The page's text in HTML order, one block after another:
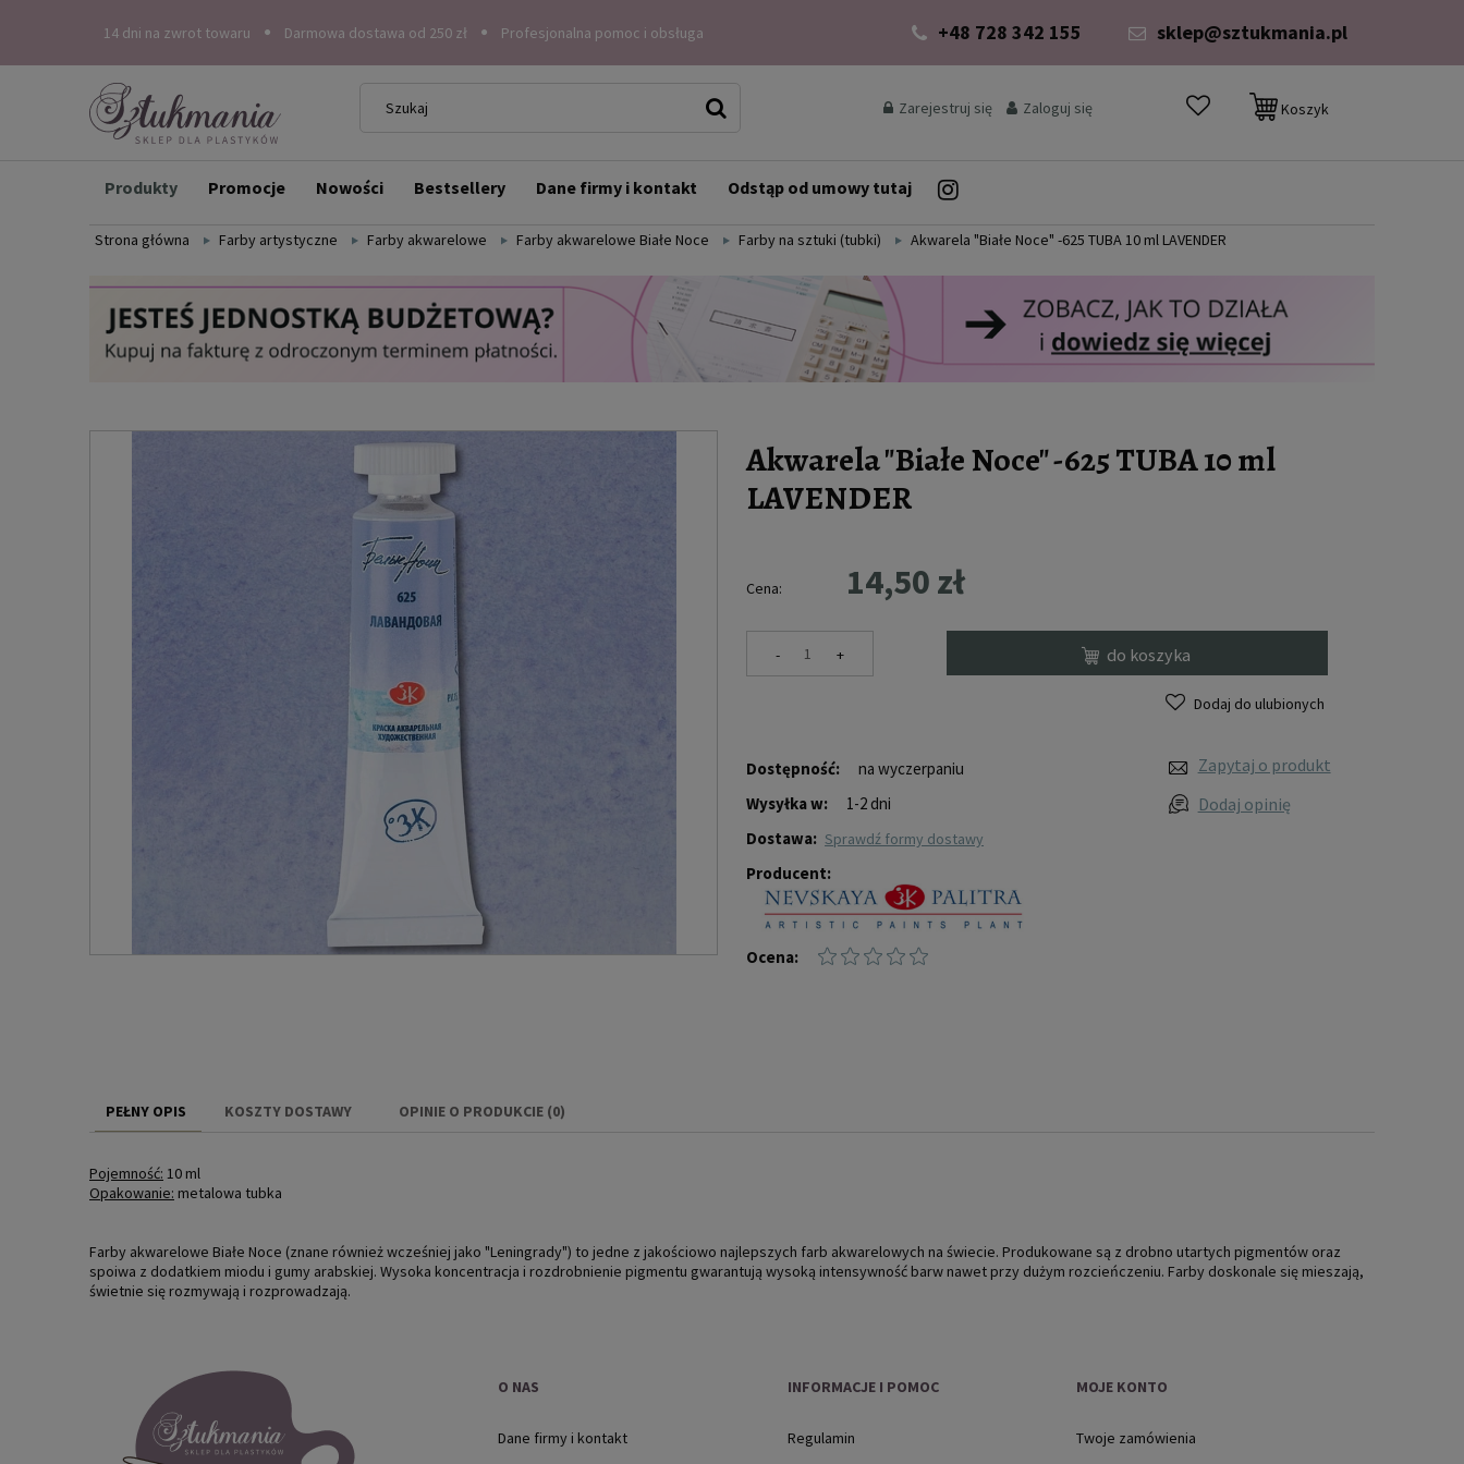
14 dni na zwrot towaru Darmowa dostawa od 250 zł Profesjonalna pomoc i obsługa +48 728 342 155 sklep@sztukmania.pl
Zarejestruj się Zaloguj się Koszyk
Produkty Promocje Nowości Bestsellery Dane firmy i kontakt Odstąp od umowy tutaj
Strona główna Farby artystyczne Farby akwarelowe Farby akwarelowe Białe Noce Farby na sztuki (tubki) Akwarela "Białe Noce" -625 TUBA 10 ml LAVENDER
Akwarela "Białe Noce" -625 TUBA 10 ml
LAVENDER
Dostępność:
na wyczerpaniu
Wysyłka w:
1-2 dni
Dostawa:
sprawdź formy dostawy
Producent:
Ocena:
Cena: 14,50 zł
- + do koszyka
Dodaj do ulubionych
Zapytaj o produkt
Dodaj opinię
PEŁNY OPIS KOSZTY DOSTAWY OPINIE O PRODUKCIE (0)
Pojemność: 10 ml
Opakowanie: metalowa tubka
Farby akwarelowe Białe Noce (znane również wcześniej jako "Leningrady") to jedne z jakościowo najlepszych farb akwarelowych na świecie. Produkowane są z drobno utartych pigmentów oraz
spoiwa z dodatkiem miodu i gumy arabskiej. Wysoka koncentracja i rozdrobnienie pigmentu gwarantują wysoką intensywność barw nawet przy dużym rozcieńczeniu. Farby doskonale się mieszają,
świetnie się rozmywają i rozprowadzają.
O NAS
Dane firmy i kontakt
INFORMACJE I POMOC
Regulamin
MOJE KONTO
Twoje zamówienia